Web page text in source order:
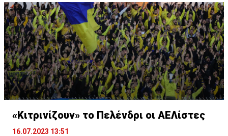
«Κιτρινίζουν» το Πελένδρι οι ΑΕΛίστες
16.07.2023 13:51